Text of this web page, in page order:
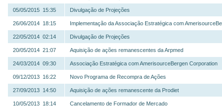
05/05/2015 15:35 Divulgação de Projeções
26/06/2014 18:15 Implementação da Associação Estratégica com
22/05/2014 02:14 Divulgação de Projeções
20/05/2014 21:07 Aquisição de ações remanescentes da Arpmed
24/03/2014 09:30 Associação Estratégica com AmerisourceBergen Corporation
09/12/2013 16:22 Novo Programa de Recompra de Ações
27/09/2013 14:50 Aquisição de ações remanescente da Prodiet
10/05/2013 18:14 Cancelamento de Formador de Mercado